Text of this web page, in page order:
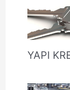
YAPI